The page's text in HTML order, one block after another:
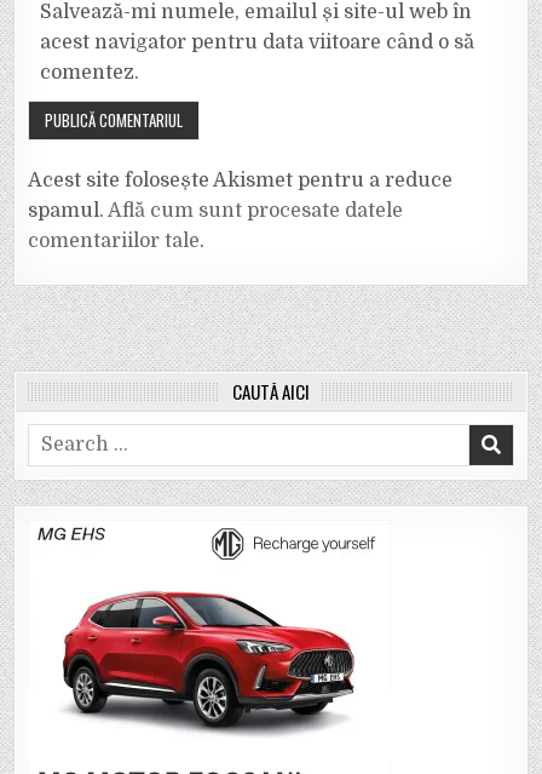
Salvează-mi numele, emailul și site-ul web în
acest navigator pentru data viitoare când o să
comentez.
Acest site folosește Akismet pentru a reduce
spamul.Află cum sunt procesate datele
comentariilor tale.
CAUTĂ AICI
Search
for: